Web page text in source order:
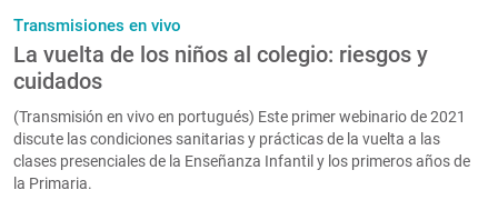
Transmisiones en vivo
La vuelta de los niños al colegio: riesgos y
cuidados
(Transmisión en vivo en portugués) Este primer webinario de 2021
discute las condiciones sanitarias y prácticas de la vuelta a las
clases presenciales de la Enseñanza Infantil y los primeros años de
la Primaria.